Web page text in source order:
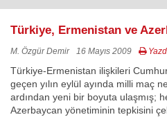
Türkiye, Ermenistan ve
M. Özgür Demir 16 Mayıs 2009
Türkiye-Ermenistan ilişkileri
geçen yılın eylül ayında milli maç
ardından yeni bir boyuta ulaşmış;
Azerbaycan yönetiminin tepkisini